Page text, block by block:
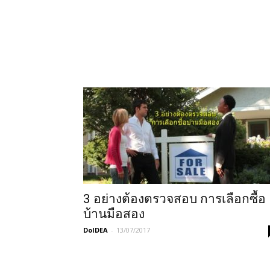
3 อย่างต้องตรวจสอบ การเลือกซื้อ
บ้านมือสอง
DoIDEA - 13/07/2017